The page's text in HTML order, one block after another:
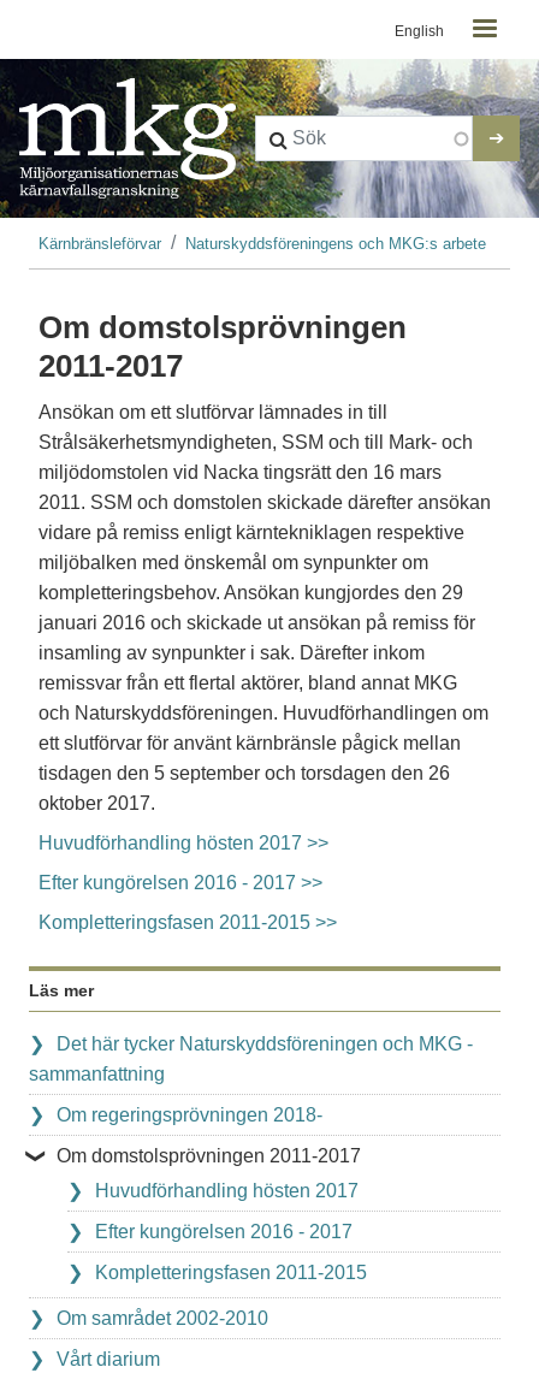
Kontaktmeny
English
Länkstig
Kärnbränsleförvar Naturskyddsföreningens och MKG:s arbete
Om domstolsprövningen
2011-2017
Ansökan om ett slutförvar lämnades in till
Strålsäkerhetsmyndigheten, SSM och till Mark- och
miljödomstolen vid Nacka tingsrätt den 16 mars
2011. SSM och domstolen skickade därefter ansökan
vidare på remiss enligt kärntekniklagen respektive
miljöbalken med önskemål om synpunkter om
kompletteringsbehov. Ansökan kungjordes den 29
januari 2016 och skickade ut ansökan på remiss för
insamling av synpunkter i sak. Därefter inkom
remissvar från ett flertal aktörer, bland annat MKG
och Naturskyddsföreningen. Huvudförhandlingen om
ett slutförvar för använt kärnbränsle pågick mellan
tisdagen den 5 september och torsdagen den 26
oktober 2017.
Huvudförhandling hösten 2017 >>
Efter kungörelsen 2016 - 2017 >>
Kompletteringsfasen 2011-2015 >>
Läs mer
Det här tycker Naturskyddsföreningen och MKG -
sammanfattning
Om regeringsprövningen 2018-
Om domstolsprövningen 2011-2017
Huvudförhandling hösten 2017
Efter kungörelsen 2016 - 2017
Kompletteringsfasen 2011-2015
Om samrådet 2002-2010
Vårt diarium